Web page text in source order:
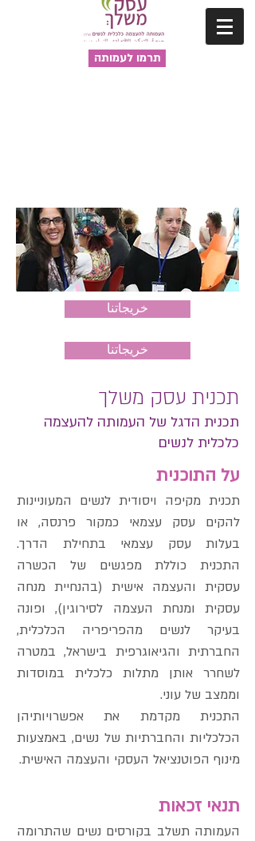
תרמו לעמותה
خريجاتنا
خريجاتنا
תכנית עסק משלך
תכנית הדגל של העמותה להעצמה
כלכלית לנשים
על התוכנית
תכנית מקיפה ויסודית לנשים המעוניינות
להקים עסק עצמאי כמקור פרנסה, או
בעלות עסק עצמאי בתחילת הדרך.
התכנית כוללת מפגשים של הכשרה
עסקית והעצמה אישית (בהנחיית מנחה
עסקית ומנחת העצמה לסירוגין), ופונה
בעיקר לנשים מהפריפריה הכלכלית,
החברתית והגיאוגרפית בישראל, במטרה
לשחרר אותן מתלות כלכלית במוסדות
וממצב של עוני.
התכנית מקדמת את אפשרויותיהן
הכלכליות והחברתיות של נשים, באמצעות
מינוף הפוטנציאל העסקי והעצמה האישית.
תנאי זכאות
העמותה תשלב בקורסים נשים שהתרומה